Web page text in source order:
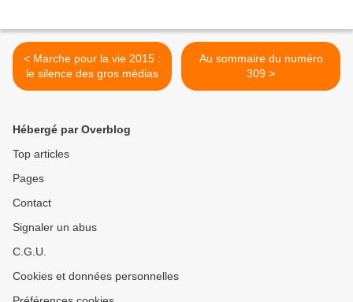
< Marche pour la vie 2015 :
le silence des gros médias
Au sommaire du numéro
309 >
Hébergé par Overblog
Top articles
Pages
Contact
Signaler un abus
C.G.U.
Cookies et données personnelles